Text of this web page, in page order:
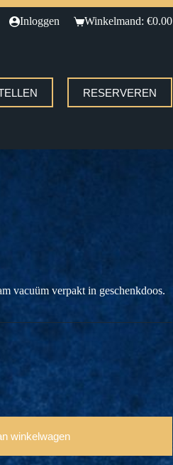
Inloggen Winkelmand: €0.00
RESERVEREN
vacuüm verpakt in geschenkdoos.
winkelwagen